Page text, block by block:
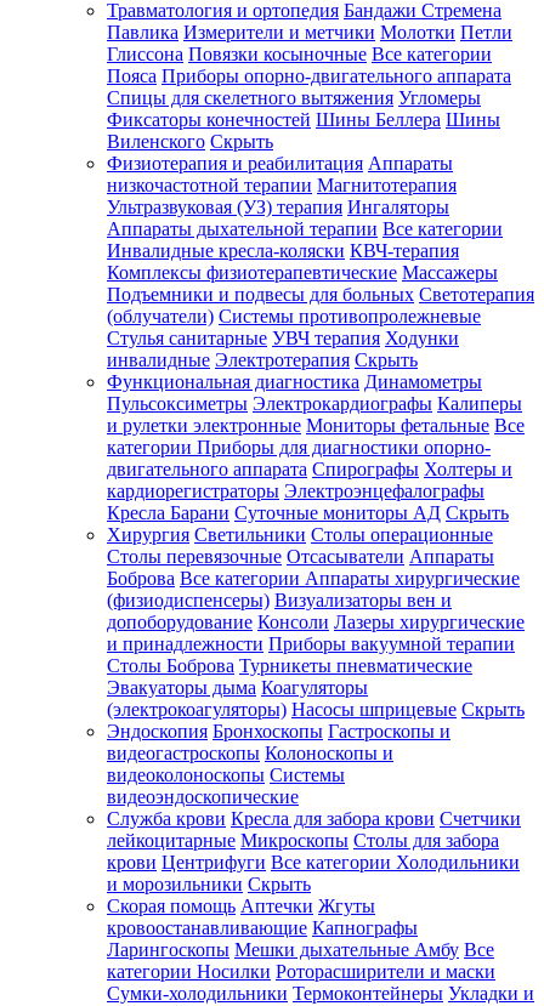
Травматология и ортопедия Бандажи Стремена
Павлика Измерители и метчики Молотки Петли
Глиссона Повязки косыночные Все категории
Пояса Приборы опорно-двигательного аппарата
Спицы для скелетного вытяжения Угломеры
Фиксаторы конечностей Шины Беллера Шины
Виленского Скрыть
Физиотерапия и реабилитация Аппараты
низкочастотной терапии Магнитотерапия
Ультразвуковая (УЗ) терапия Ингаляторы
Аппараты дыхательной терапии Все категории
Инвалидные кресла-коляски КВЧ-терапия
Комплексы физиотерапевтические Массажеры
Подъемники и подвесы для больных Светотерапия
(облучатели) Системы противопролежневые
Стулья санитарные УВЧ терапия Ходунки
инвалидные Электротерапия Скрыть
Функциональная диагностика Динамометры
Пульсоксиметры Электрокардиографы Калиперы
и рулетки электронные Мониторы фетальные Все
категории Приборы для диагностики опорно-
двигательного аппарата Спирографы Холтеры и
кардиорегистраторы Электроэнцефалографы
Кресла Барани Суточные мониторы АД Скрыть
Хирургия Светильники Столы операционные
Столы перевязочные Отсасыватели Аппараты
Боброва Все категории Аппараты хирургические
(физиодиспенсеры) Визуализаторы вен и
допоборудование Консоли Лазеры хирургические
и принадлежности Приборы вакуумной терапии
Столы Боброва Турникеты пневматические
Эвакуаторы дыма Коагуляторы
(электрокоагуляторы) Насосы шприцевые Скрыть
Эндоскопия Бронхоскопы Гастроскопы и
видеогастроскопы Колоноскопы и
видеоколоноскопы Системы
видеоэндоскопические
Служба крови Кресла для забора крови Счетчики
лейкоцитарные Микроскопы Столы для забора
крови Центрифуги Все категории Холодильники
и морозильники Скрыть
Скорая помощь Аптечки Жгуты
кровоостанавливающие Капнографы
Ларингоскопы Мешки дыхательные Амбу Все
категории Носилки Роторасширители и маски
Сумки-холодильники Термоконтейнеры Укладки и